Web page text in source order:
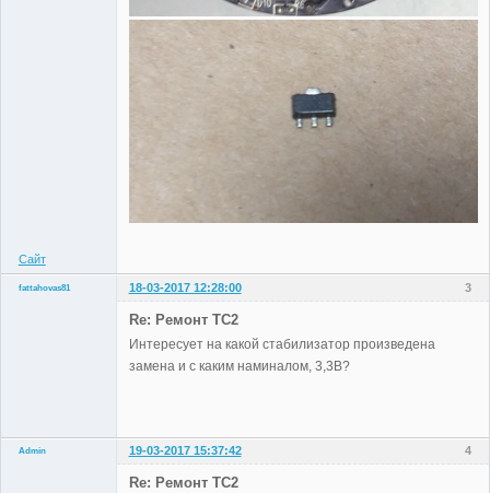
Сайт
3
fattahovas81
18-03-2017 12:28:00
Re: Ремонт TC2
Интересует на какой стабилизатор произведена
замена и с каким наминалом, 3,3В?
4
Admin 19-03-2017 15:37:42
Re: Ремонт TC2